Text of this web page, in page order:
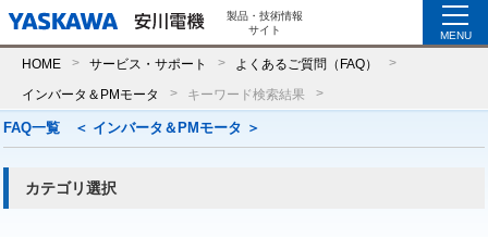
製品・技術情報
サイト
MENU
HOME サービス・サポート よくあるご質問（FAQ）
インバータ＆PMモータ キーワード検索結果
FAQ一覧 ＜ インバータ＆PMモータ ＞
カテゴリ選択